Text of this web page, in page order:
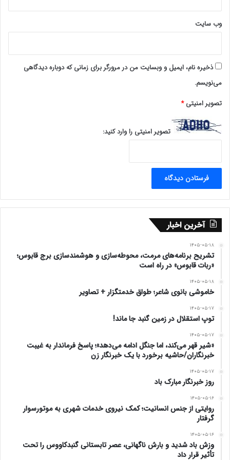
وب‌ سایت
ذخیره نام، ایمیل و وبسایت من در مرورگر برای زمانی که دوباره دیدگاهی
می‌نویسم.
تصویر امنیتی*
تصویر امنیتی را وارد کنید:
آخرین اخبار
۱۴۰۵-۰۵-۱۸
تشریح برنامه‌های مرمت، محوطه‌سازی و هوشمندسازی برج قابوس؛
«ربات قابوس» در راه است
۱۴۰۵-۰۵-۱۸
خاموشی بانوی شاعر؛ طواق خدمتگزار + تصاویر
۱۴۰۵-۰۵-۱۷
توپ استقلال در زمین گنبد جا ماند!
۱۴۰۵-۰۵-۱۷
«شیر قهر می‌کند، اما جنگل ادامه می‌دهد»؛ پاسخ فرماندار به غیبت
خبرنگاران/حاشیه برخورد با یک خبرنگار زن
۱۴۰۵-۰۵-۱۷
روز خبرنگار مبارک باد
۱۴۰۵-۰۵-۱۶
روایتی از جنس انسانیت؛ کمک نیروی خدمات شهری به موتورسوار
گرفتار
۱۴۰۵-۰۵-۱۶
وزش باد شدید و بارش ناگهانی، عصر تابستانی گنبدکاووس را تحت
تأثیر قرار داد